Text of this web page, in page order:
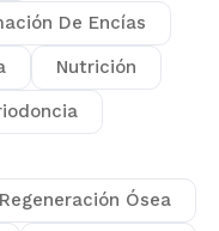
De Encías
Nutrición
Regeneración Ósea